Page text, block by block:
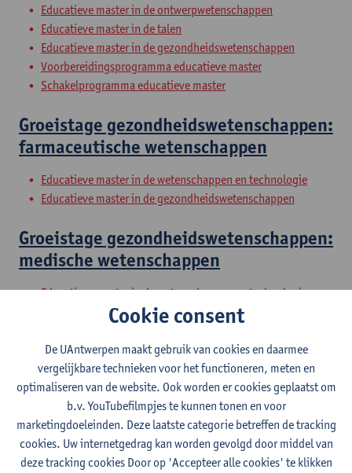
Educatieve master in de ontwerpwetenschappen
Educatieve master in de talen
Educatieve master in de gezondheidswetenschappen
Voorbereidingsprogramma educatieve master
Schakelprogramma educatieve master
Groeistage gezondheidswetenschappen:
farmaceutische wetenschappen
Educatieve master in de wetenschappen en technologie
Educatieve master in de gezondheidswetenschappen
Groeistage gezondheidswetenschappen:
medische wetenschappen
Educatieve master in de wetenschappen en technologie
Educatieve master in de gezondheidswetenschappen
Groeistage gezondheidswetenschappen:
verpleegwetenschappen
Educatieve master in de wetenschappen en technologie
Educatieve master in de gezondheidswetenschappen
Vakdidactiek
Cookie consent
De UAntwerpen maakt gebruik van cookies en daarmee
vergelijkbare technieken voor het functioneren, meten en
optimaliseren van de website. Ook worden er cookies geplaatst om
b.v. YouTubefilmpjes te kunnen tonen en voor
marketingdoeleinden. Deze laatste categorie betreffen de tracking
cookies. Uw internetgedrag kan worden gevolgd door middel van
deze tracking cookies Door op 'Accepteer alle cookies' te klikken